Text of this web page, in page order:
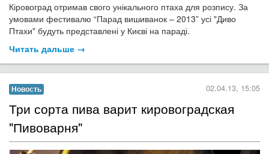
Кіровоград отримав свого унікального птаха для розпису. За
умовами фестивалю “Парад вишиванок – 2013” усі "Диво
Птахи" будуть представлені у Києві на параді.
Читать дальше →
Новость 02.04.13, 15:05
Три сорта пива варит кировоградская
"Пивоварня"